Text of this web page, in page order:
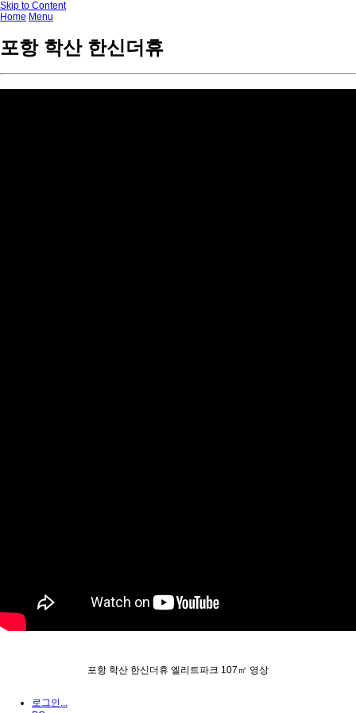
Skip to Content
Home Menu
포항 학산 한신더휴
포항 학산 한신더휴 엘리트파크 107㎡ 영상
로그인...